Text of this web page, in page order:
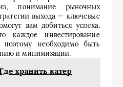
понимание рыночных
выхода — ключевые
вам добиться успеха.
каждое инвестирование
необходимо быть
и минимизации.
хранить катер